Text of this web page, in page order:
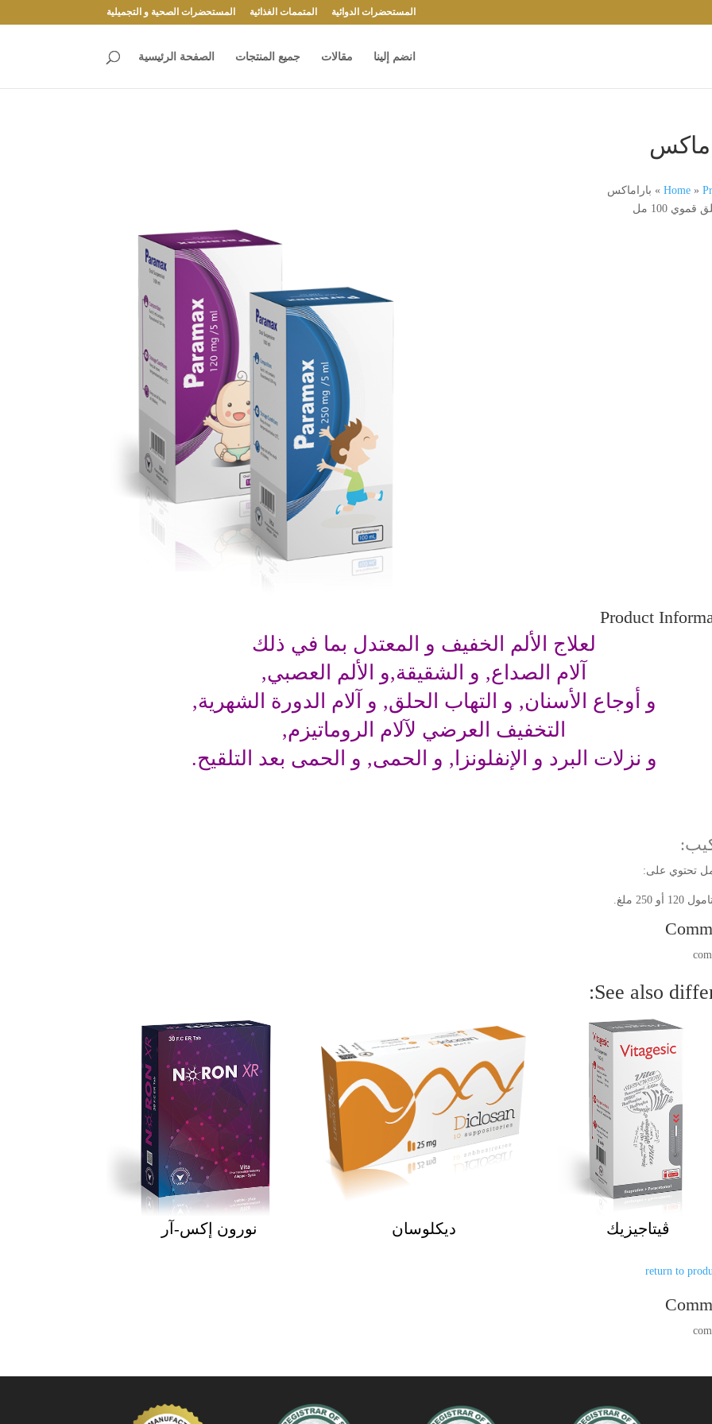
المستحضرات الدوائية المتممات الغذائية المستحضرات الصحية و التجميلية
انضم إلينا مقالات جميع المنتجات الصفحة الرئيسية
Home»
» باراماكس
قموي 100 مل
Product
لعلاج الألم الخفيف و المعتدل بما في ذلك
آلام الصداع, و الشقيقة,و الألم العصبي,
و أوجاع الأسنان, و التهاب الحلق, و آلام الدورة الشهرية,
التخفيف العرضي لآلام الروماتيزم,
و نزلات البرد و الإنفلونزا, و الحمى, و الحمى بعد التلقيح.
أو 250 ملغ.
See also
نورون إكس-آر ديكلوسان ڨيتاجيزيك